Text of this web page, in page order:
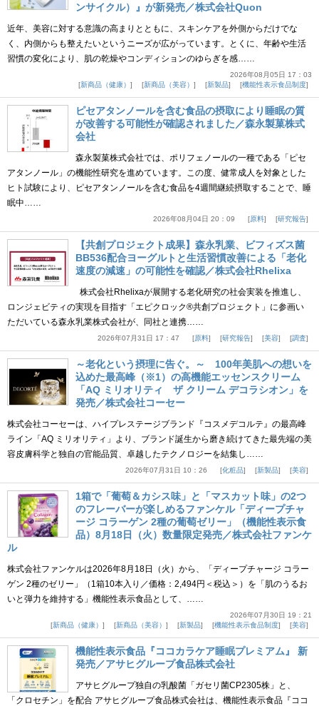
ンサイクル）』が新発売／株式会社Quon
近年、美容に対する意識の高まりとともに、スキンケアを外側からだけでな
く、内側からも整えたいというニーズが広がっています。とくに、年齢や生活
習慣の変化により、肌の乾燥やコンディションのゆらぎを感……
2026年08月05日 17：03
新商品（健康）
新商品（美容） 新製品 機能性表示食品制度
ピセアタンノールを含む食品の摂取により睡眠の質
が改善する可能性が確認されました／森永製菓株式
会社
森永製菓株式会社では、ポリフェノールの一種である「ピセ
アタンノール」の機能性研究を進めています。この度、健常成人を対象とした
ヒト試験により、ピセアタンノールを含む食品を4週間継続摂取することで、睡
眠中……
2026年08月04日 20：09 原料 研究報告
【共創プロジェクト成果】森永乳業、ビフィズス菌
BB536配合ヨーグルトと生活習慣改善による「老化
速度の減速」の可能性を確認／株式会社Rhelixa
株式会社Rhelixaが展開する老化研究の社会実装を推進し、
ロンジェビティの実現を目指す「エピクロック®共創プロジェクト」に参画い
ただいている森永乳業株式会社が、同社と連携……
2026年07月31日 17：47 原料 研究報告 美容 調査
～老化という摂理に告ぐ。～ 100年美肌への想いを
込めた最高峰（※1）の高機能エッセンスクリーム
「AQ ミリオリティ ザ クリーム デコラシオン」を
発売／株式会社コーセー
株式会社コーセーは、ハイプレステージブランド『コスメデコルテ』の最高峰
ライン「AQ ミリオリティ」より、ブランド誕生から磨き続けてきた最先端の美
容皮膚科学と独自の官能品質、卓越したテクノロジーを結集し……
2026年07月31日 10：26 化粧品 新製品 美容
1箱で「葡萄＆カシス味」と「マスカット味」の2つ
のフレーバーが楽しめるファンケル「ディープチャ
ージ コラーゲン 2種の葡萄ゼリー」（機能性表示食
品）8月18日（火）数量限定発売／株式会社ファンケ
ル
株式会社ファンケルは2026年8月18日（火）から、「ディープチャージ コラー
ゲン 2種のゼリー」（1箱10本入り／価格：2,494円＜税込＞）を「肌のうるお
いと弾力を維持する」機能性表示食品として、……
2026年07月30日 19：21
新商品（健康）
新商品（美容） 新製品 機能性表示食品制度 美容
機能性表示食品『ココカラケア睡眠プレミアム』 新
発売／アサヒグループ食品株式会社
アサヒグループ独自の乳酸菌「ガセリ菌CP2305株」と、
「クロセチン」を配合 アサヒグループ食品株式会社は、機能性表示食品『ココ